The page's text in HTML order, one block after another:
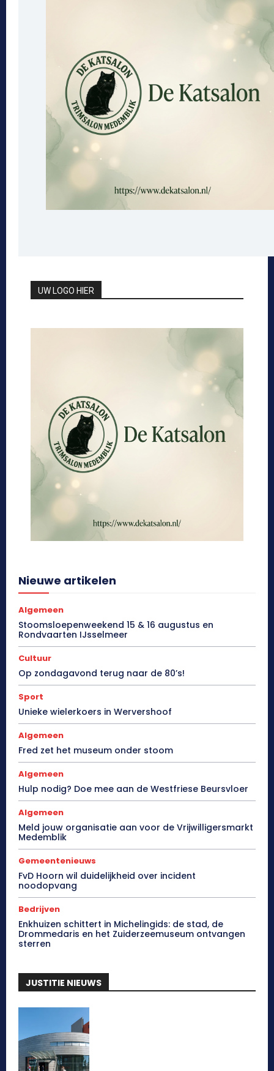
UW LOGO HIER
Nieuwe artikelen
Algemeen
Stoomsloepenweekend 15 & 16 augustus en
Rondvaarten IJsselmeer
Cultuur
Op zondagavond terug naar de 80’s!
Sport
Unieke wielerkoers in Wervershoof
Algemeen
Fred zet het museum onder stoom
Algemeen
Hulp nodig? Doe mee aan de Westfriese Beursvloer
Algemeen
Meld jouw organisatie aan voor de Vrijwilligersmarkt
Medemblik
Gemeentenieuws
FvD Hoorn wil duidelijkheid over incident
noodopvang
Bedrijven
Enkhuizen schittert in Michelingids: de stad, de
Drommedaris en het Zuiderzeemuseum ontvangen
sterren
JUSTITIE NIEUWS